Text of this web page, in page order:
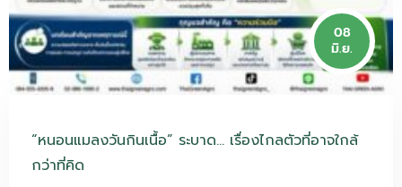
08
มิ.ย.
“หนอนแมลงวันกินเนื้อ” ระบาด… เรื่องไกลตัวที่อาจใกล้
กว่าที่คิด